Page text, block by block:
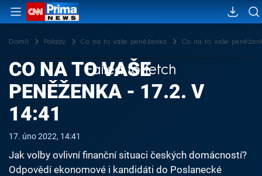
Domů Pořady Co na to vaše peněženka Co na to vaše
Failed to fetch
CO NA TO VAŠE
PENĚŽENKA - 17.2. V
14:41
17. úno 2022, 14:41
Jak volby ovlivní finanční situaci českých domácností?
Odpovědí ekonomové i kandidáti do Poslanecké